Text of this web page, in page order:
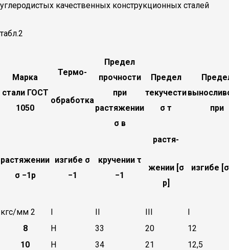
углеродистых качественных конструкционных сталей
табл.2
Марка
стали ГОСТ
1050
Термо-
обработка
Предел
прочности
при
растяжении
σ в
Предел
текучести
σ т
при
растяжении
σ −1р
изгибе σ
−1
кручении τ
−1
растя-
жении [σ
р]
изгибе
кгс/мм 2 I II III
I
8
Н 33 20
12
10
Н 34 21
12,5